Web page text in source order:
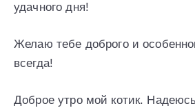
удачного дня!
Желаю тебе доброго и
всегда!
Доброе утро мой котик.